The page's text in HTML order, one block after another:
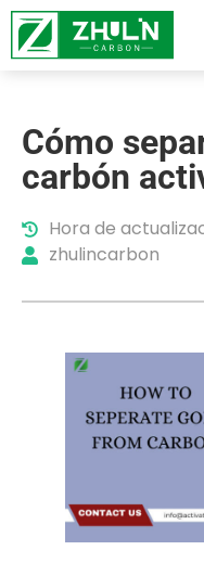
Cómo
carbón
Hora de
zhulincarbon